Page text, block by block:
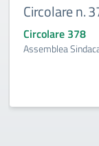
Circolare n.
Circolare 378
Assemblea